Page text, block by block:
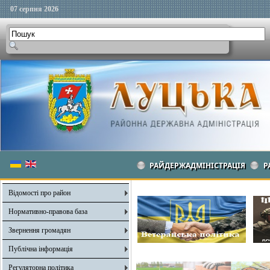
07 серпня 2026
РАЙДЕРЖАДМІНІСТРАЦІЯ
Відомості про район
Нормативно-правова база
Звернення громадян
Публічна інформація
Регуляторна політика